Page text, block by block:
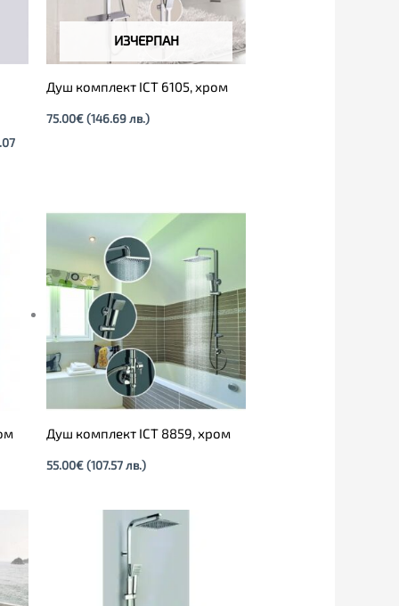
ИЗЧЕРПАН
Душ комплект ICT 6105, хром
75.00€ (146.69 лв.)
Душ комплект ICT 8859, хром
55.00€ (107.57 лв.)